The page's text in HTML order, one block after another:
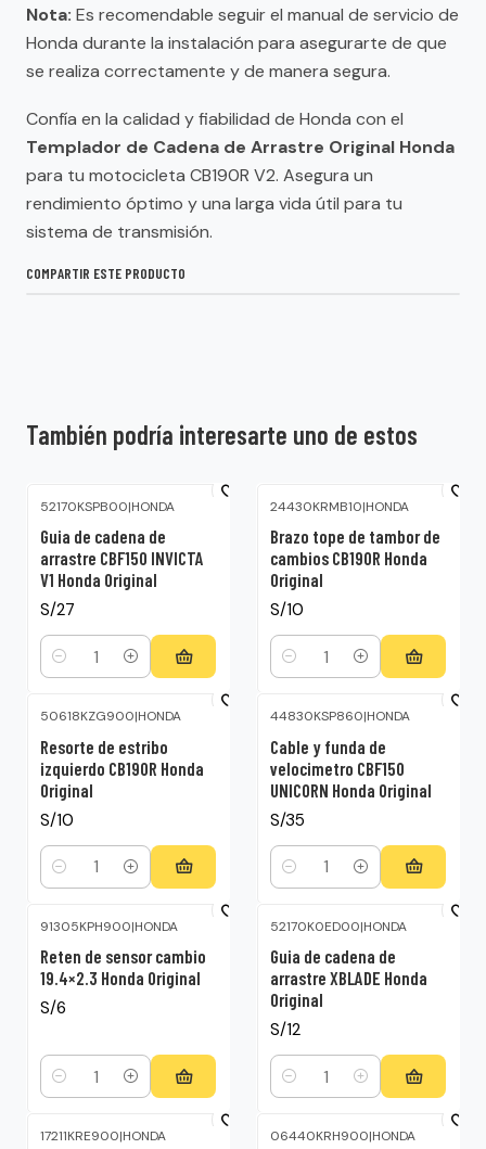
Nota: Es recomendable seguir el manual de servicio de
Honda durante la instalación para asegurarte de que
se realiza correctamente y de manera segura.
Confía en la calidad y fiabilidad de Honda con el
Templador de Cadena de Arrastre Original Honda
para tu motocicleta CB190R V2. Asegura un
rendimiento óptimo y una larga vida útil para tu
sistema de transmisión.
COMPARTIR ESTE PRODUCTO
También podría interesarte uno de estos
52170KSPB00|HONDA
Guia de cadena de
arrastre CBF150 INVICTA
V1 Honda Original
S/27
Cantidad
24430KRMB10|HONDA
Brazo tope de tambor de
cambios CB190R Honda
Original
S/10
Cantidad
50618KZG900|HONDA
Resorte de estribo
izquierdo CB190R Honda
Original
S/10
Cantidad
44830KSP860|HONDA
Cable y funda de
velocimetro CBF150
UNICORN Honda Original
S/35
Cantidad
91305KPH900|HONDA
Reten de sensor cambio
19.4×2.3 Honda Original
S/6
Cantidad
52170K0ED00|HONDA
Guia de cadena de
arrastre XBLADE Honda
Original
S/12
Cantidad
17211KRE900|HONDA 06440KRH900|HONDA